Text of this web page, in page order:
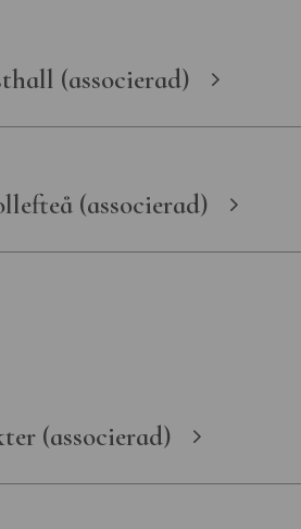
maritim-
(associerad)
(associerad)
(associerad)